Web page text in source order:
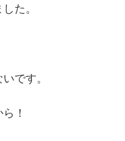
た。
です。
！